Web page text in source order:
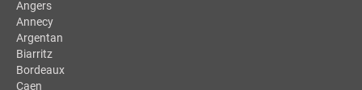
Angers
Annecy
Argentan
Biarritz
Bordeaux
Caen